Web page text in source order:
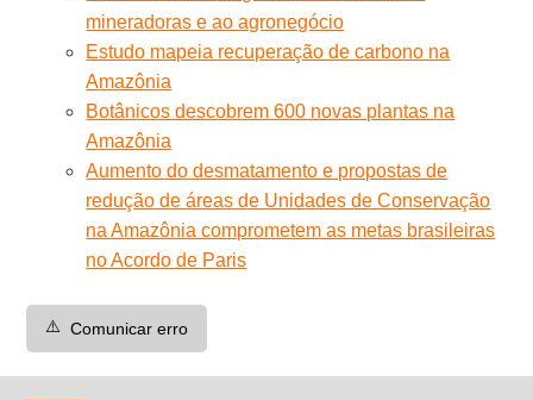
mineradoras e ao agronegócio
Estudo mapeia recuperação de carbono na
Amazônia
Botânicos descobrem 600 novas plantas na
Amazônia
Aumento do desmatamento e propostas de
redução de áreas de Unidades de Conservação
na Amazônia comprometem as metas brasileiras
no Acordo de Paris
⚠️ Comunicar erro